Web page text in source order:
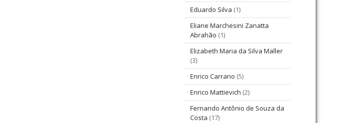
Eduardo Silva (1)
Eliane Marchesini Zanatta
Abrahão (1)
Elizabeth Maria da Silva Maller
(3)
Enrico Carrano (5)
Enrico Mattievich (2)
Fernando Antônio de Souza da
Costa (17)